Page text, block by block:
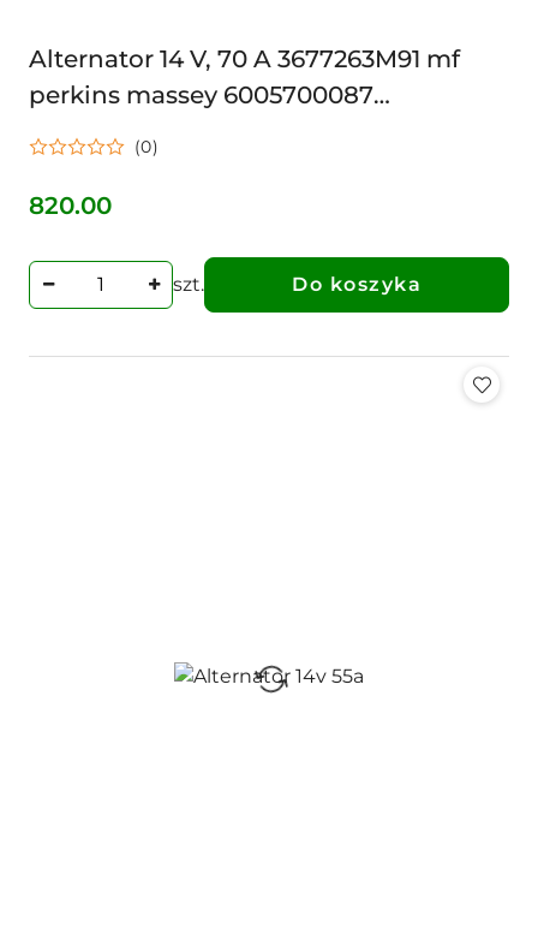
Alternator 14 V, 70 A 3677263M91 mf
perkins massey 6005700087
4808548M91 11203675500 7700009011
(0)
Cena:
820.00
szt. Do koszyka